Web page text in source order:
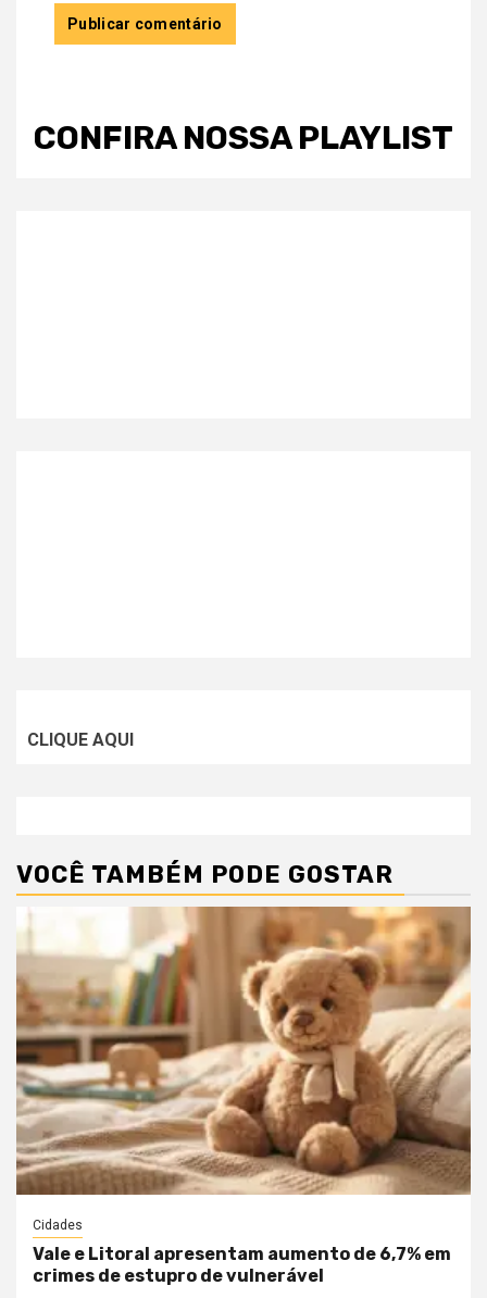
CONFIRA NOSSA PLAYLIST
CLIQUE AQUI
VOCÊ TAMBÉM PODE GOSTAR
Cidades
Vale e Litoral apresentam aumento de 6,7% em
crimes de estupro de vulnerável